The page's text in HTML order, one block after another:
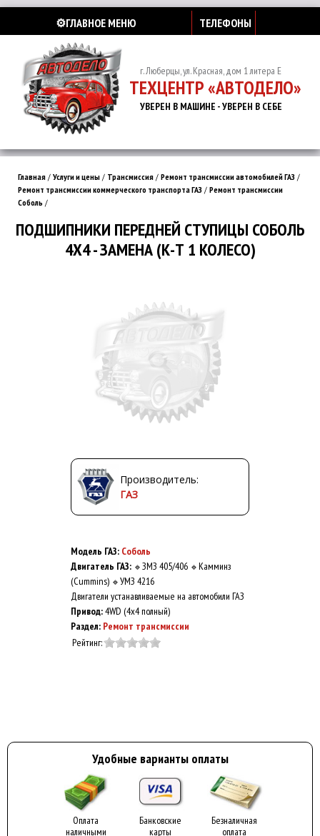
⚙️ГЛАВНОЕ МЕНЮ ТЕЛЕФОНЫ
г. Люберцы, ул. Красная, дом 1 литера Е
ТЕХЦЕНТР «АВТОДЕЛО»
УВЕРЕН В МАШИНЕ - УВЕРЕН В СЕБЕ
Главная / Услуги и цены / Трансмиссия / Ремонт трансмиссии автомобилей ГАЗ /
Ремонт трансмиссии коммерческого транспорта ГАЗ / Ремонт трансмиссии
Соболь /
ПОДШИПНИКИ ПЕРЕДНЕЙ СТУПИЦЫ СОБОЛЬ
4Х4 - ЗАМЕНА (К-Т 1 КОЛЕСО)
Производитель:
ГАЗ
Модель ГАЗ: Соболь
Двигатель ГАЗ: 🔹 ЗМЗ 405/406 🔹 Камминз
(Cummins) 🔹 УМЗ 4216
Двигатели устанавливаемые на автомобили ГАЗ
Привод:4WD (4x4 полный)
Раздел: Ремонт трансмиссии
Рейтинг:
Удобные варианты оплаты
Оплата
наличными
Банковские
карты
Безналичная
оплата